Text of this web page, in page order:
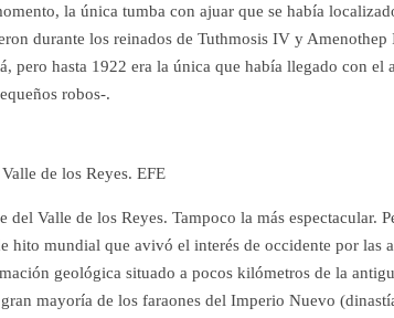
la única tumba con ajuar que se había
durante los reinados de Tuthmosis IV y Amenothep
pero hasta 1922 era la única que había llegado con el
robos-.
de los Reyes. EFE
Valle de los Reyes. Tampoco la más espectacular.
hito mundial que avivó el interés de occidente por las
geológica situado a pocos kilómetros de la
mayoría de los faraones del Imperio Nuevo